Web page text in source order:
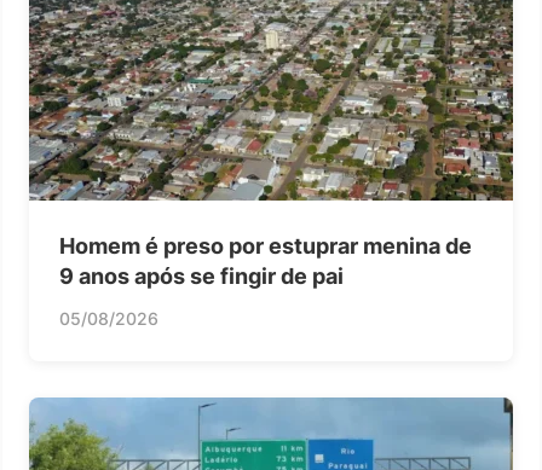
Homem é preso por estuprar menina de
9 anos após se fingir de pai
05/08/2026